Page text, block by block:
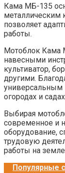
Кама МБ-135
металлическим
позволяет
работы.
Мотоблок Кама
навесными
культиватор,
другими.
универсальным
огородах и
Выбирая
современное и
оборудование,
трудовую
работы на
Популярные